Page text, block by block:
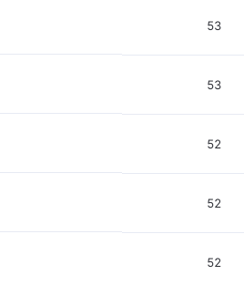
53
53
52
52
52